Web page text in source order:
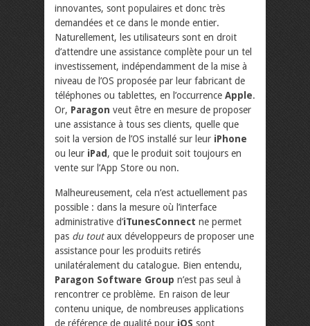
innovantes, sont populaires et donc très
demandées et ce dans le monde entier.
Naturellement, les utilisateurs sont en droit
d’attendre une assistance complète pour un tel
investissement, indépendamment de la mise à
niveau de l’OS proposée par leur fabricant de
téléphones ou tablettes, en l’occurrence Apple.
Or, Paragon veut être en mesure de proposer
une assistance à tous ses clients, quelle que
soit la version de l’OS installé sur leur iPhone
ou leur iPad, que le produit soit toujours en
vente sur l’App Store ou non.
Malheureusement, cela n’est actuellement pas
possible : dans la mesure où l’interface
administrative d’iTunesConnect ne permet
pas du toutaux développeurs de proposer une
assistance pour les produits retirés
unilatéralement du catalogue. Bien entendu,
Paragon Software Group n’est pas seul à
rencontrer ce problème. En raison de leur
contenu unique, de nombreuses applications
de référence de qualité pour iOS sont